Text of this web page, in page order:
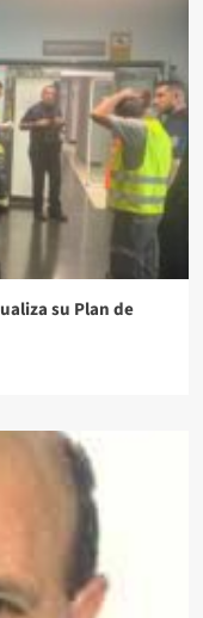
su Plan de